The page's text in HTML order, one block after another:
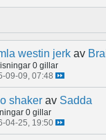
westin jerk av
0 gillar
09-09, 07:48
shaker av Sadda
0 gillar
04-25, 19:50